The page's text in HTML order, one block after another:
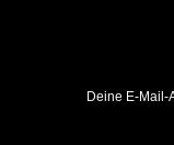
Deine E-Mail-